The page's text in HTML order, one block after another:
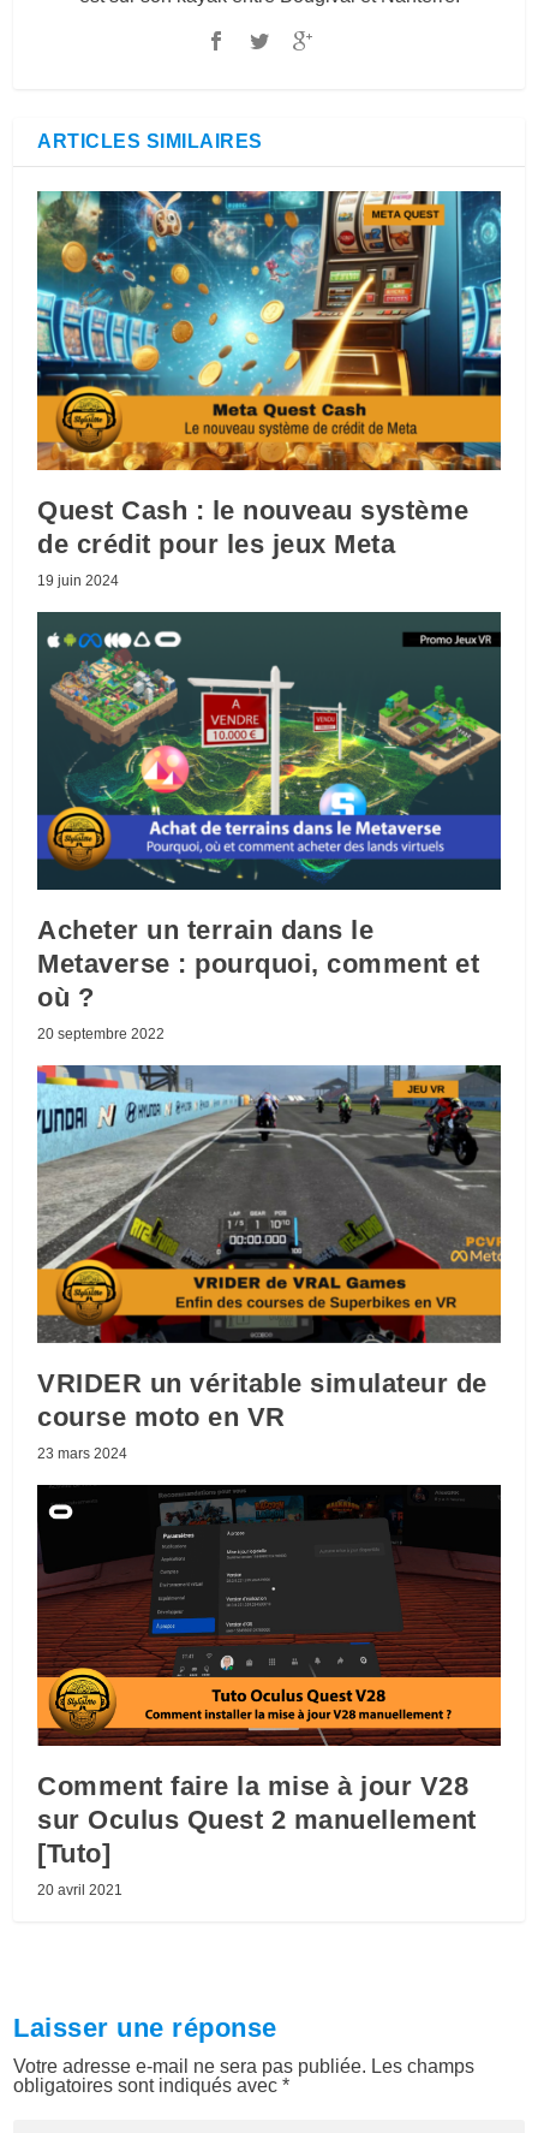
ARTICLES SIMILAIRES
Quest Cash : le nouveau système
de crédit pour les jeux Meta
19 juin 2024
Acheter un terrain dans le
Metaverse : pourquoi, comment et
où ?
20 septembre 2022
VRIDER un véritable simulateur de
course moto en VR
23 mars 2024
Comment faire la mise à jour V28
sur Oculus Quest 2 manuellement
[Tuto]
20 avril 2021
Laisser une réponse
Votre adresse e-mail ne sera pas publiée. Les champs
obligatoires sont indiqués avec*